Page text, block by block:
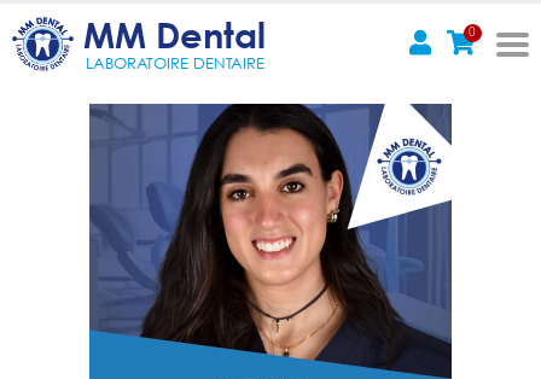
MM Dental
LABORATOIRE DENTAIRE
0